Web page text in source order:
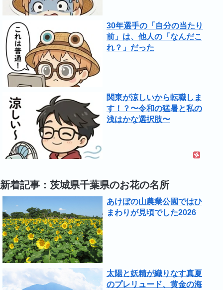
30年選手の「自分の当たり
前」は、他人の「なんだこ
れ？」だった
関東が涼しいから転職しま
す！？〜令和の猛暑と私の
浅はかな選択肢〜
新着記事：茨城県千葉県のお花の名所
あけぼの山農業公園ではひ
まわりが見頃でした2026
太陽と妖精が織りなす真夏
のプレリュード、黄金の海